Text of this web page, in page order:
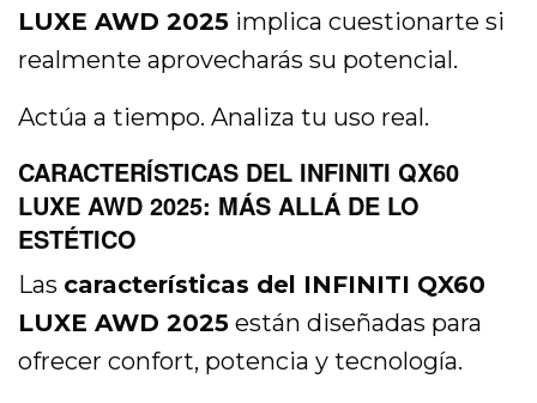
LUXE AWD 2025 implica cuestionarte si
realmente aprovecharás su potencial.
Actúa a tiempo. Analiza tu uso real.
CARACTERÍSTICAS DEL INFINITI QX60
LUXE AWD 2025: MÁS ALLÁ DE LO
ESTÉTICO
Las características del INFINITI QX60
LUXE AWD 2025 están diseñadas para
ofrecer confort, potencia y tecnología.